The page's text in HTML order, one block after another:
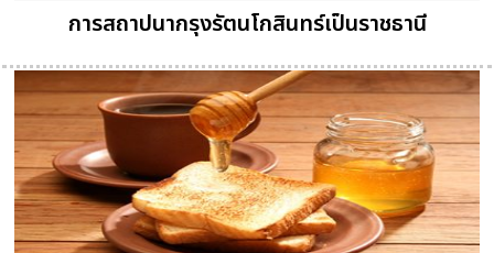
การสถาปนากรุงรัตนโกสินทร์เป็นราชธานี